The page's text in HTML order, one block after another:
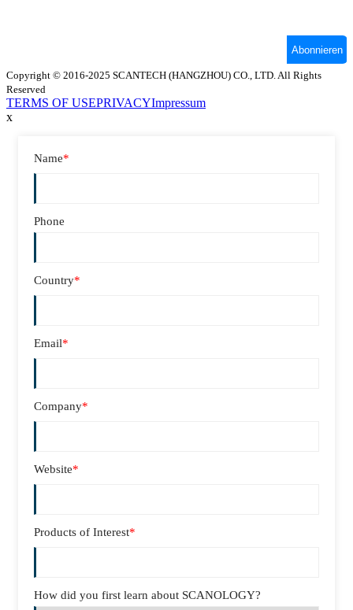
Copyright © 2016-2025 SCANTECH (HANGZHOU) CO., LTD. All Rights
Reserved
TERMS OF USEPRIVACYImpressum
x
Name*
Phone
Country*
Email*
Company*
Website*
Products of Interest*
How did you first learn about SCANOLOGY?